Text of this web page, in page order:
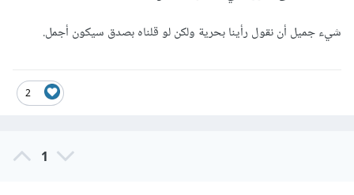
شيء جميل أن نقول رأينا بحرية ولكن لو قلناه بصدق سيكون أجمل.
2
1